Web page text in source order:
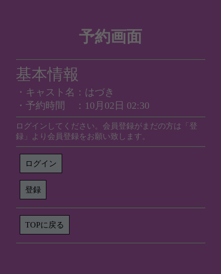
予約画面
基本情報
・キャスト名：はづき
・予約時間 ：10月02日 02:30
ログインしてください。会員登録がまだの方は「登
録」より会員登録をお願い致します。
ログイン
登録
TOPに戻る